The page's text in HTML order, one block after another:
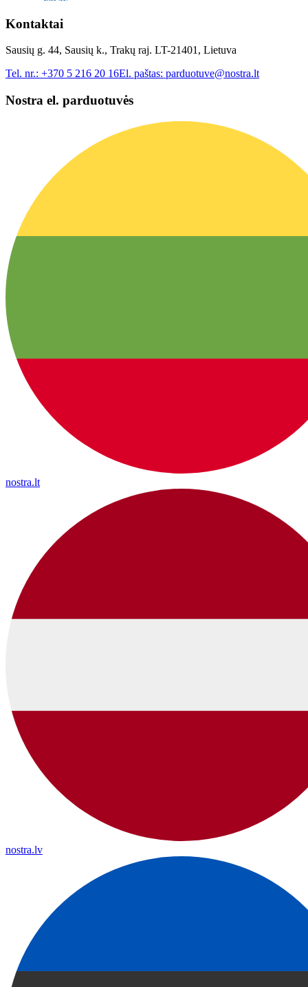
Kontaktai
Sausių g. 44, Sausių k., Trakų raj. LT-21401, Lietuva
Tel. nr.: +370 5 216 20 16El. paštas: parduotuve@nostra.lt
Nostra el. parduotuvės
nostra.lt
nostra.lv